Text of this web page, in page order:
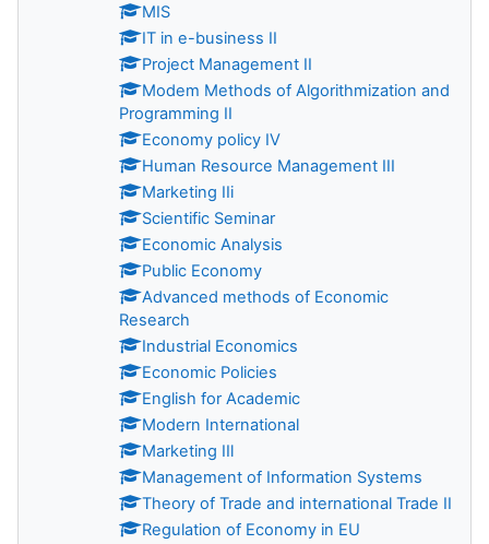
MIS
IT in e-business II
Project Management II
Modem Methods of Algorithmization and
Programming II
Economy policy IV
Human Resource Management III
Marketing IIi
Scientific Seminar
Economic Analysis
Public Economy
Advanced methods of Economic
Research
Industrial Economics
Economiс Policies
English for Academic
Modern International
Marketing IIl
Management of Information Systems
Theory of Trade and international Trade II
Regulation of Economy in EU